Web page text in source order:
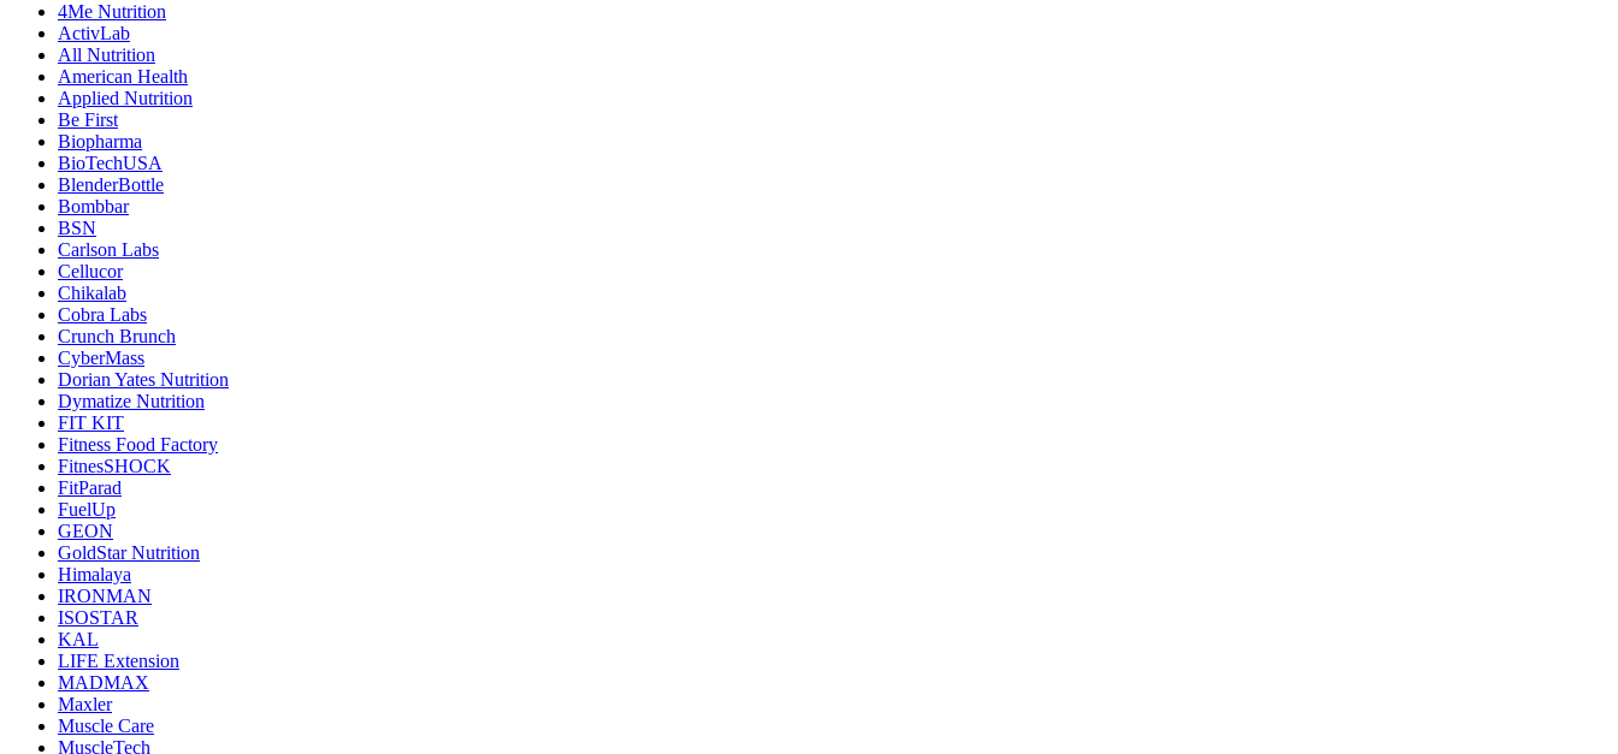
4Me Nutrition
ActivLab
All Nutrition
American Health
Applied Nutrition
Be First
Biopharma
BioTechUSA
BlenderBottle
Bombbar
BSN
Carlson Labs
Cellucor
Chikalab
Cobra Labs
Crunch Brunch
CyberMass
Dorian Yates Nutrition
Dymatize Nutrition
FIT KIT
Fitness Food Factory
FitnesSHOCK
FitParad
FuelUp
GEON
GoldStar Nutrition
Himalaya
IRONMAN
ISOSTAR
KAL
LIFE Extension
MADMAX
Maxler
Muscle Care
MuscleTech